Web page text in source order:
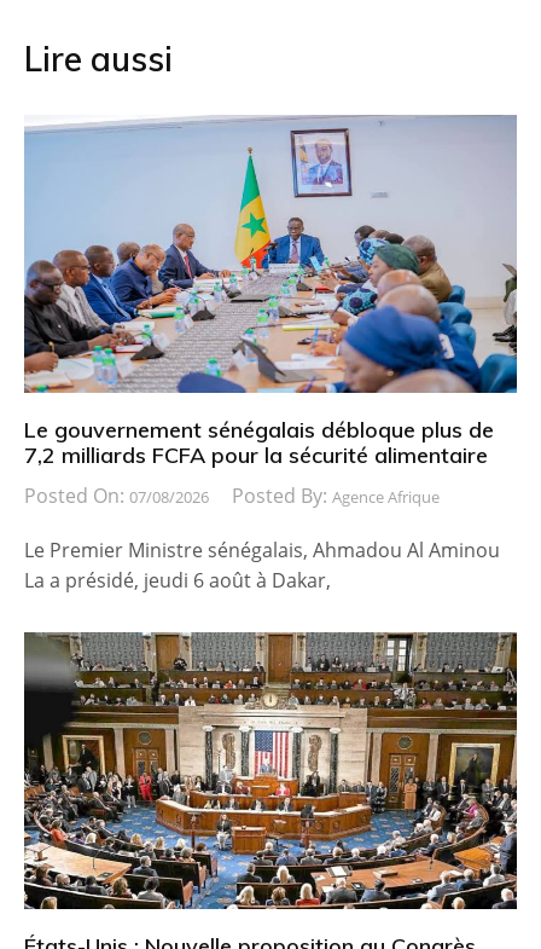
Lire aussi
Le gouvernement sénégalais débloque plus de
7,2 milliards FCFA pour la sécurité alimentaire
Posted On: 07/08/2026 Posted By: Agence Afrique
Le Premier Ministre sénégalais, Ahmadou Al Aminou
La a présidé, jeudi 6 août à Dakar,